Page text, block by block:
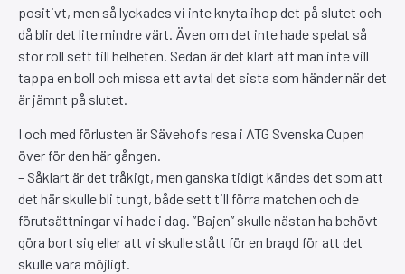
positivt, men så lyckades vi inte knyta ihop det på slutet och
då blir det lite mindre värt. Även om det inte hade spelat så
stor roll sett till helheten. Sedan är det klart att man inte vill
tappa en boll och missa ett avtal det sista som händer när det
är jämnt på slutet.
I och med förlusten är Sävehofs resa i ATG Svenska Cupen
över för den här gången.
– Såklart är det tråkigt, men ganska tidigt kändes det som att
det här skulle bli tungt, både sett till förra matchen och de
förutsättningar vi hade i dag. ”Bajen” skulle nästan ha behövt
göra bort sig eller att vi skulle stått för en bragd för att det
skulle vara möjligt.